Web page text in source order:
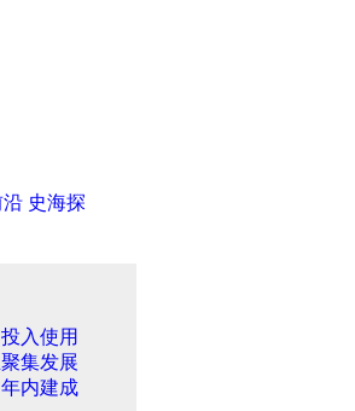
走出家门（图）
沿 史海探
入使用
集发展
内建成